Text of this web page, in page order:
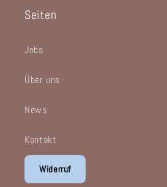
Seiten
Jobs
Über uns
News
Kontakt
Widerruf